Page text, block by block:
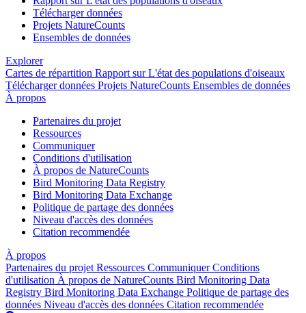
Télécharger données
Projets NatureCounts
Ensembles de données
Explorer
Cartes de répartition Rapport sur L'état des populations d'oiseaux
Télécharger données Projets NatureCounts Ensembles de données
À propos
Partenaires du projet
Ressources
Communiquer
Conditions d'utilisation
À propos de NatureCounts
Bird Monitoring Data Registry
Bird Monitoring Data Exchange
Politique de partage des données
Niveau d'accès des données
Citation recommendée
À propos
Partenaires du projet Ressources CommuniquerConditions
d'utilisation À propos de NatureCounts Bird Monitoring Data
Registry Bird Monitoring Data Exchange Politique de partage des
données Niveau d'accès des données Citation recommendée